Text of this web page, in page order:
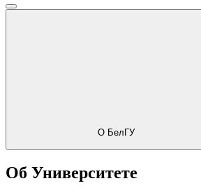
О БелГУ
Об Университете